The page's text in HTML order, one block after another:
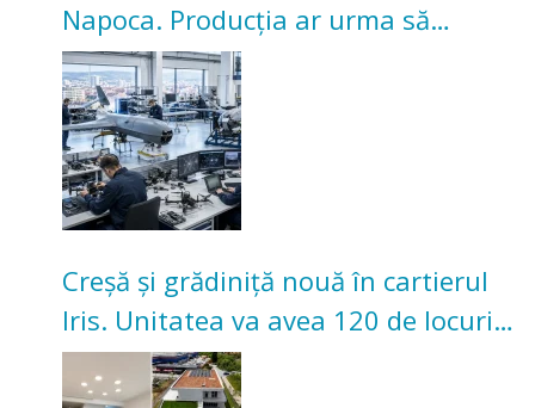
Napoca. Producția ar urma să
înceapă în toamna acestui an
Creșă și grădiniță nouă în cartierul
Iris. Unitatea va avea 120 de locuri
pentru copii